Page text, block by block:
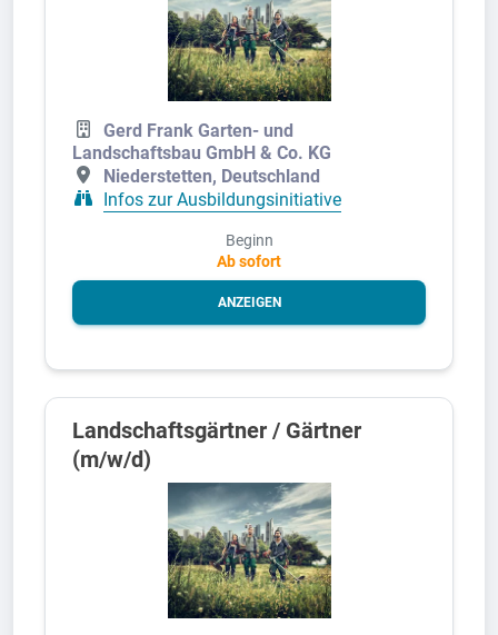
Gerd Frank Garten- und
Landschaftsbau GmbH & Co. KG
Niederstetten, Deutschland
Infos zur Ausbildungsinitiative
Beginn
Ab sofort
ANZEIGEN
Landschaftsgärtner / Gärtner
(m/w/d)